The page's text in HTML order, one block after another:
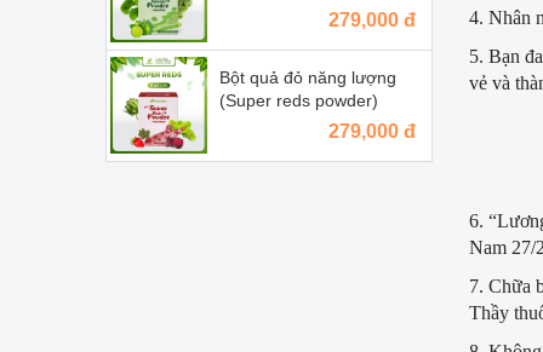
4. Nhân
5. Bạn
vẻ và
6.
Nam 27/
7. Chữa
Thầy
279,000 đ
Bột quả đỏ năng lượng
(Super reds powder)
279,000 đ